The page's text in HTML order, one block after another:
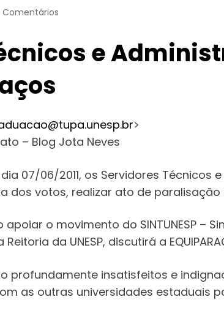
Comentários
e
>
– Blog Jota Neves
07/06/2011, os Servidores Técnicos
dos votos, realizar ato de paralisação
o movimento do SINTUNESP –
da UNESP, discutirá a
profundamente insatisfeitos e
as outras universidades estaduais